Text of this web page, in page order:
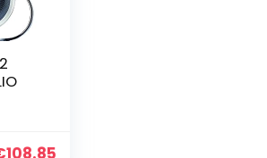
108.85